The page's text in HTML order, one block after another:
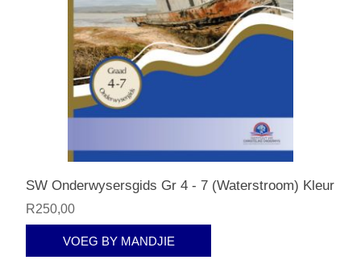
SW Onderwysersgids Gr 4 - 7 (Waterstroom) Kleur
R250,00
VOEG BY MANDJIE